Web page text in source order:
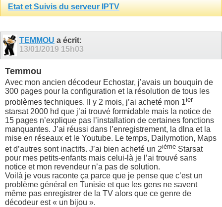
Etat et Suivis du serveur IPTV
TEMMOU a écrit:
13/01/2019 15h03
Temmou
Avec mon ancien décodeur Echostar, j’avais un bouquin de
300 pages pour la configuration et la résolution de tous les
problèmes techniques. Il y 2 mois, j’ai acheté mon 1ier
starsat 2000 hd que j’ai trouvé formidable mais la notice de
15 pages n’explique pas l’installation de certaines fonctions
manquantes. J’ai réussi dans l’enregistrement, la dlna et la
mise en réseaux et le Youtube. Le temps, Dailymotion, Maps
et d’autres sont inactifs. J’ai bien acheté un 2ième Starsat
pour mes petits-enfants mais celui-là je l’ai trouvé sans
notice et mon revendeur n’a pas de solution.
Voilà je vous raconte ça parce que je pense que c’est un
problème général en Tunisie et que les gens ne savent
même pas enregistrer de la TV alors que ce genre de
décodeur est « un bijou ».